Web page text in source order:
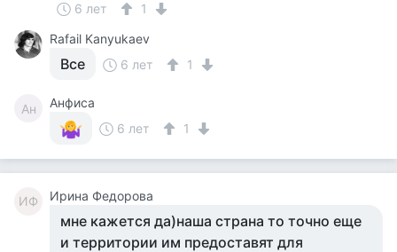
6 лет
1
Rafail Kanyukaev
Все 6 лет 1
Ан
Анфиса
6 лет
1
ИФ Ирина Федорова
мне кажется да)наша страна то точно еще
и территории им предоставят для